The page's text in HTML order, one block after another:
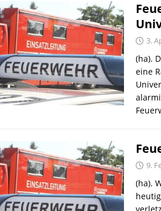
3.
(ha).
eine
9.
(ha).